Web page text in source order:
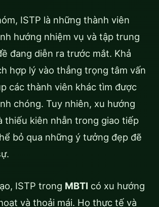
ISTP là những thành viên
hướng nhiệm vụ và tập trung
đang diễn ra trước mắt. Khả
hợp lý vào thẳng trọng tâm vấn
các thành viên khác tìm được
chóng. Tuy nhiên, xu hướng
thiếu kiên nhẫn trong giao tiếp
bỏ qua những ý tưởng đẹp đẽ
ISTP trong MBTI có xu hướng
và thoải mái. Họ thực tế và